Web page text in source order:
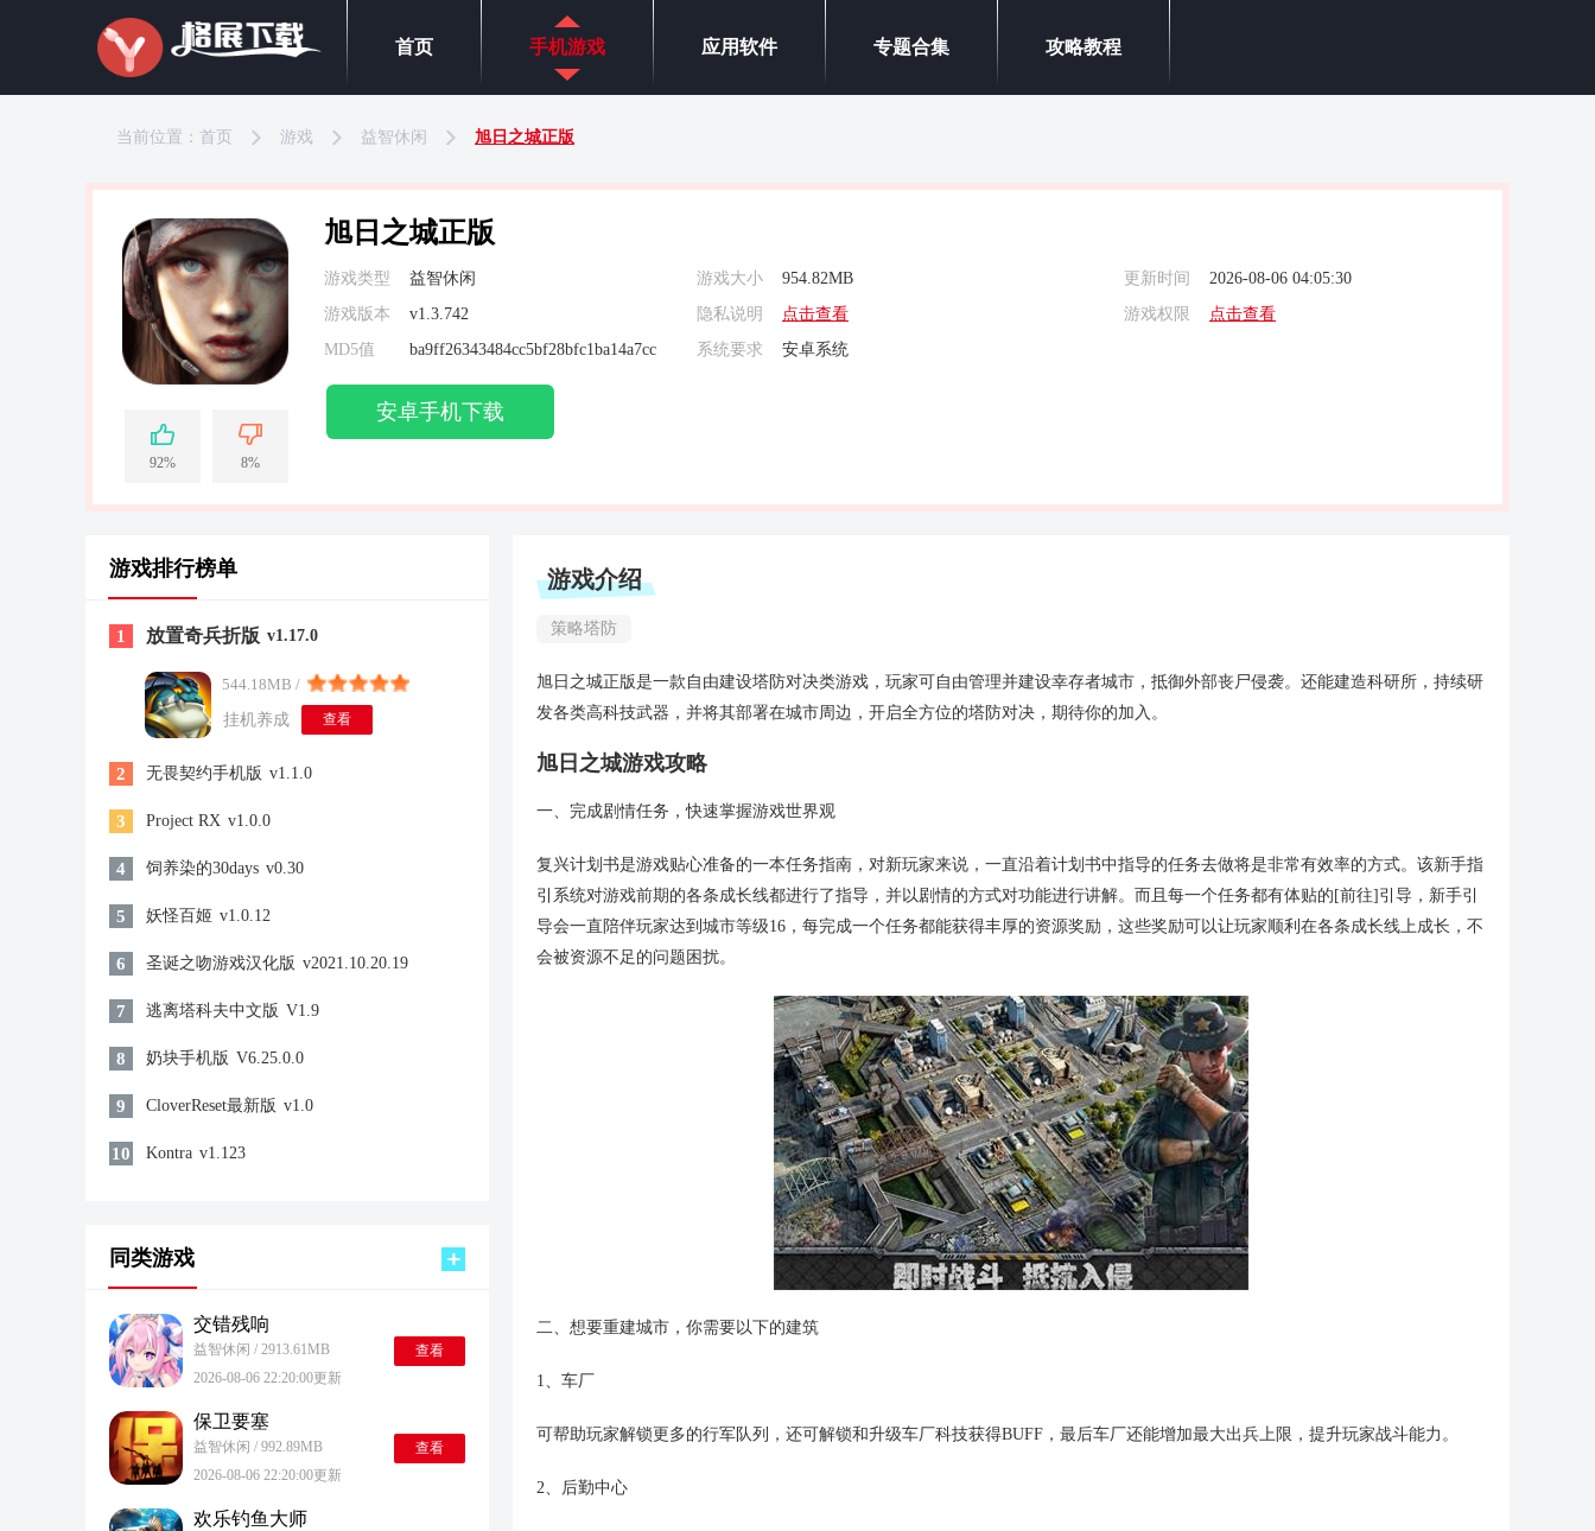
首页 手机游戏 应用软件 专题合集 攻略教程
当前位置： 首页 游戏 益智休闲 旭日之城正版
92% 8%
旭日之城正版
游戏类型 益智休闲 游戏大小 954.82MB 更新时间
2026-08-06 04:05:30
游戏版本
v1.3.742 隐私说明 点击查看 游戏权限
点击查看
MD5值
ba9ff26343484cc5bf28bfc1ba14a7cc 系统要求 安卓系统
安卓手机下载
游戏排行榜单
1 放置奇兵折版 v1.17.0
544.18MB /
挂机养成
查看
2 无畏契约手机版 v1.1.0
3 Project RX v1.0.0
4 饲养染的30days v0.30
5 妖怪百姬 v1.0.12
6 圣诞之吻游戏汉化版 v2021.10.20.19
7 逃离塔科夫中文版 V1.9
8 奶块手机版 V6.25.0.0
9 CloverReset最新版 v1.0
10 Kontra v1.123
同类游戏
交错残响
益智休闲 / 2913.61MB
2026-08-06 22:20:00更新
查看
保卫要塞
益智休闲 / 992.89MB
2026-08-06 22:20:00更新
查看
欢乐钓鱼大师
游戏介绍
策略塔防
旭日之城正版是一款自由建设塔防对决类游戏，玩家可自由管理并建设幸存者城市，抵御外部丧尸侵袭。还能建造科研所，持续研
发各类高科技武器，并将其部署在城市周边，开启全方位的塔防对决，期待你的加入。
旭日之城游戏攻略
一、完成剧情任务，快速掌握游戏世界观
复兴计划书是游戏贴心准备的一本任务指南，对新玩家来说，一直沿着计划书中指导的任务去做将是非常有效率的方式。该新手指
引系统对游戏前期的各条成长线都进行了指导，并以剧情的方式对功能进行讲解。而且每一个任务都有体贴的[前往]引导，新手引
导会一直陪伴玩家达到城市等级16，每完成一个任务都能获得丰厚的资源奖励，这些奖励可以让玩家顺利在各条成长线上成长，不
会被资源不足的问题困扰。
二、想要重建城市，你需要以下的建筑
1、车厂
可帮助玩家解锁更多的行军队列，还可解锁和升级车厂科技获得BUFF，最后车厂还能增加最大出兵上限，提升玩家战斗能力。
2、后勤中心